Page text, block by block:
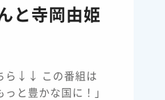
と寺岡由姫
ら↓↓ この番組は
っと豊かな国に！」